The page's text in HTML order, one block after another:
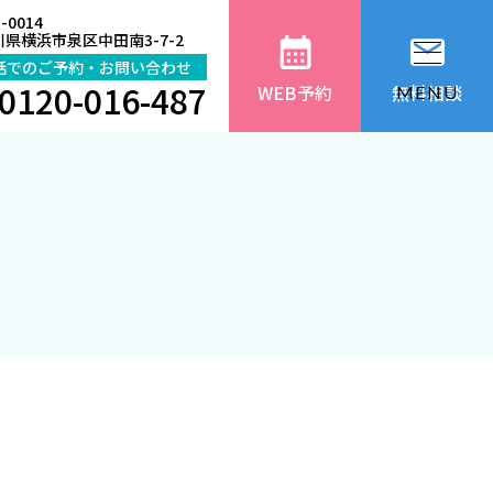
0014
県横浜市泉区中田南3-7-2
でのご予約・お問い合わせ
016-487 WEB予約 無料相談
MENU